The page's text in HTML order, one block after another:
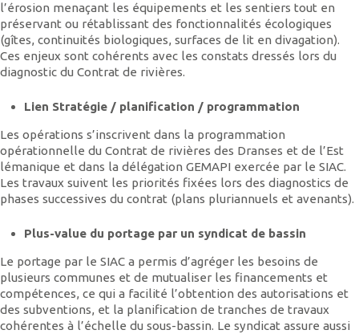
l’érosion menaçant les équipements et les sentiers tout en
préservant ou rétablissant des fonctionnalités écologiques
(gîtes, continuités biologiques, surfaces de lit en divagation).
Ces enjeux sont cohérents avec les constats dressés lors du
diagnostic du Contrat de rivières.
Lien Stratégie / planification / programmation
Les opérations s’inscrivent dans la programmation
opérationnelle du Contrat de rivières des Dranses et de l’Est
lémanique et dans la délégation GEMAPI exercée par le SIAC.
Les travaux suivent les priorités fixées lors des diagnostics de
phases successives du contrat (plans pluriannuels et avenants).
Plus-value du portage par un syndicat de bassin
Le portage par le SIAC a permis d’agréger les besoins de
plusieurs communes et de mutualiser les financements et
compétences, ce qui a facilité l’obtention des autorisations et
des subventions, et la planification de tranches de travaux
cohérentes à l’échelle du sous-bassin. Le syndicat assure aussi